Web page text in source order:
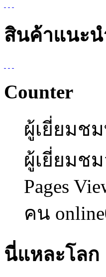
สินค้าแนะน
Counter
ผู้เยี่ยมช
ผู้เยี่ยมช
Pages
คน online
นี่แหละโลก